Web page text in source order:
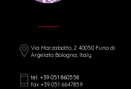
Via Marzabotto, 2 40050 Funo di
Argelato Bologna, Italy
tel: +39 051 860558
fax +39 051 6647859